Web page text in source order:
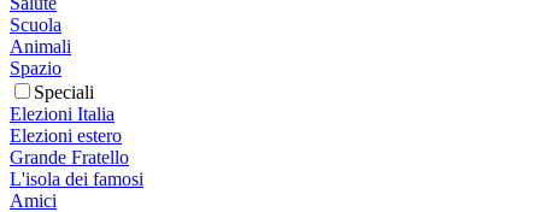
Scuola
Animali
Spazio
Speciali
Elezioni Italia
Elezioni estero
Grande Fratello
L'isola dei famosi
Amici